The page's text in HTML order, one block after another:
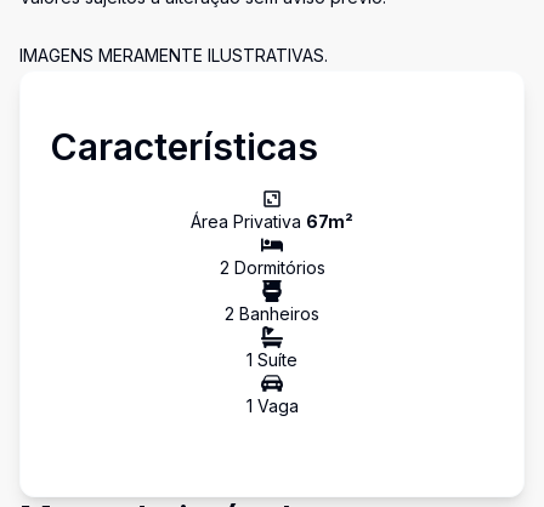
IMAGENS MERAMENTE ILUSTRATIVAS.
Características
Área Privativa 67m²
2 Dormitórios
2 Banheiros
1 Suíte
1 Vaga